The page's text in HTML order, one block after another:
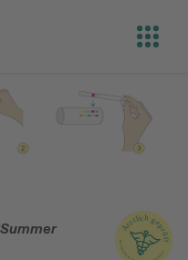
Open